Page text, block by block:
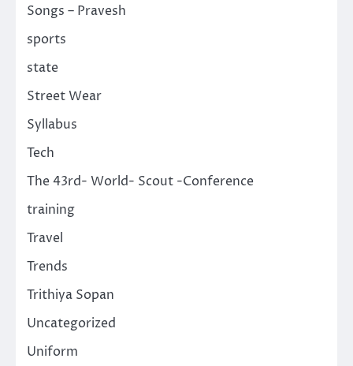
Songs – Pravesh
sports
state
Street Wear
Syllabus
Tech
The 43rd- World- Scout -Conference
training
Travel
Trends
Trithiya Sopan
Uncategorized
Uniform